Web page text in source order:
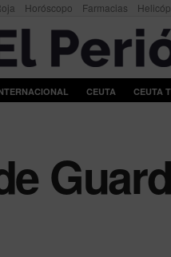
Horóscopo Farmacias
CEUTA CEUTA